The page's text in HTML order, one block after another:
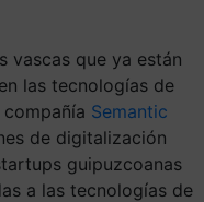
vascas que ya están
las tecnologías de
Semantic
de digitalización
guipuzcoanas
a las tecnologías de